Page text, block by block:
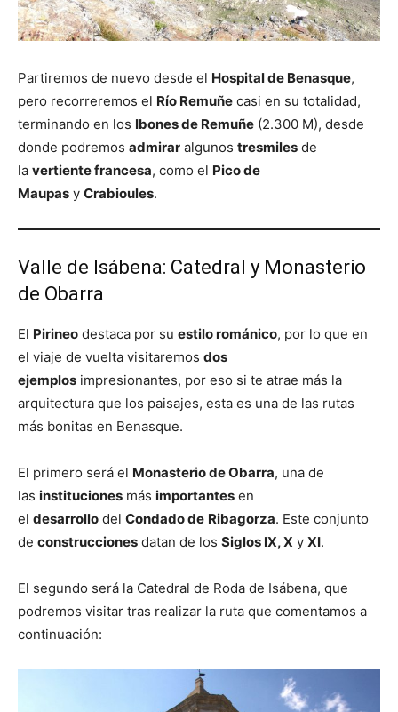
Partiremos de nuevo desde el Hospital de Benasque,
pero recorreremos el Río Remuñe casi en su totalidad,
terminando en los Ibones de Remuñe (2.300 M), desde
donde podremos admirar algunos tresmiles de
la vertiente francesa, como el Pico de
Maupas y Crabioules.
Valle de Isábena: Catedral y Monasterio
de Obarra
El Pirineo destaca por su estilo románico, por lo que en
el viaje de vuelta visitaremos dos
ejemplos impresionantes, por eso si te atrae más la
arquitectura que los paisajes, esta es una de las rutas
más bonitas en Benasque.
El primero será el Monasterio de Obarra, una de
las instituciones más importantes en
el desarrollo del Condado de Ribagorza. Este conjunto
de construcciones datan de los Siglos IX, X y XI.
El segundo será la Catedral de Roda de Isábena, que
podremos visitar tras realizar la ruta que comentamos a
continuación: